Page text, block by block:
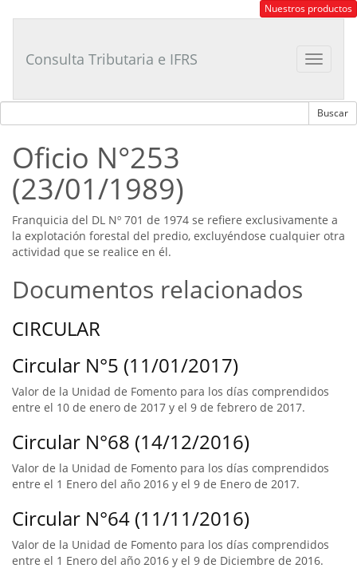
Tributario
Nuestros productos
Toggle
Consulta Tributaria e IFRS
Oficio N°253
(23/01/1989)
Franquicia del DL Nº 701 de 1974 se refiere exclusivamente a
la explotación forestal del predio, excluyéndose cualquier otra
actividad que se realice en él.
Documentos relacionados
CIRCULAR
Circular N°5 (11/01/2017)
Valor de la Unidad de Fomento para los días comprendidos
entre el 10 de enero de 2017 y el 9 de febrero de 2017.
Circular N°68 (14/12/2016)
Valor de la Unidad de Fomento para los días comprendidos
entre el 1 Enero del año 2016 y el 9 de Enero de 2017.
Circular N°64 (11/11/2016)
Valor de la Unidad de Fomento para los días comprendidos
entre el 1 Enero del año 2016 y el 9 de Diciembre de 2016.